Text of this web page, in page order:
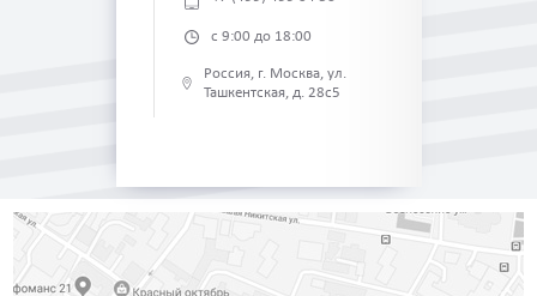
с 9:00 до 18:00
Россия, г. Москва, ул.
Ташкентская, д. 28с5